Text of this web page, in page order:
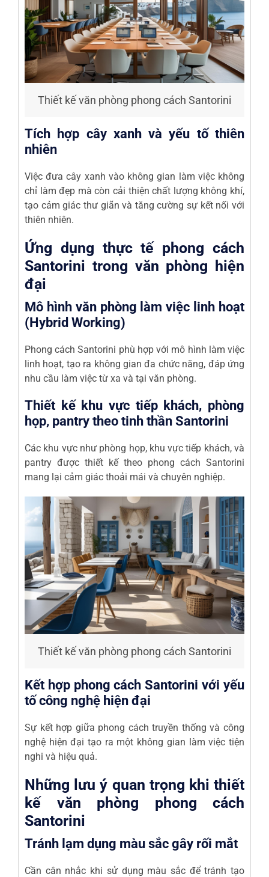
Thiết kế văn phòng phong cách Santorini
Tích hợp cây xanh và yếu tố thiên
nhiên
Việc đưa cây xanh vào không gian làm việc không
chỉ làm đẹp mà còn cải thiện chất lượng không khí,
tạo cảm giác thư giãn và tăng cường sự kết nối với
thiên nhiên.
Ứng dụng thực tế phong cách
Santorini trong văn phòng hiện
đại
Mô hình văn phòng làm việc linh hoạt
(Hybrid Working)
Phong cách Santorini phù hợp với mô hình làm việc
linh hoạt, tạo ra không gian đa chức năng, đáp ứng
nhu cầu làm việc từ xa và tại văn phòng.
Thiết kế khu vực tiếp khách, phòng
họp, pantry theo tinh thần Santorini
Các khu vực như phòng họp, khu vực tiếp khách, và
pantry được thiết kế theo phong cách Santorini
mang lại cảm giác thoải mái và chuyên nghiệp.
Thiết kế văn phòng phong cách Santorini
Kết hợp phong cách Santorini với yếu
tố công nghệ hiện đại
Sự kết hợp giữa phong cách truyền thống và công
nghệ hiện đại tạo ra một không gian làm việc tiện
nghi và hiệu quả.
Những lưu ý quan trọng khi thiết
kế văn phòng phong cách
Santorini
Tránh lạm dụng màu sắc gây rối mắt
Cần cân nhắc khi sử dụng màu sắc để tránh tạo